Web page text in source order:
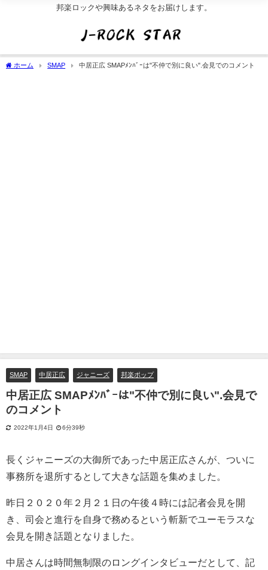
邦楽ロックや興味あるネタをお届けします。
ホーム SMAP 中居正広 SMAPﾒﾝﾊﾞｰは"不仲で別に良い".会見でのコメント
SMAP 中居正広 ジャニーズ 邦楽ポップ
中居正広 SMAPﾒﾝﾊﾞｰは"不仲で別に良い".会見で
のコメント
2022年1月4日 6分39秒
長くジャニーズの大御所であった中居正広さんが、ついに
事務所を退所するとして大きな話題を集めました。
昨日２０２０年２月２１日の午後４時には記者会見を開
き、司会と進行を自身で務めるという斬新でユーモラスな
会見を開き話題となりました。
中居さんは時間無制限のロングインタビューだとして、記